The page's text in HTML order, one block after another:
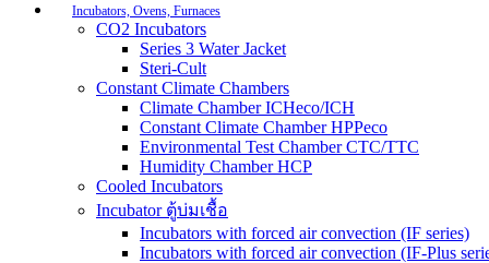
Incubators, Ovens, Furnaces
CO2 Incubators
Series 3 Water Jacket
Steri-Cult
Constant Climate Chambers
Climate Chamber ICHeco/ICH
Constant Climate Chamber HPPeco
Environmental Test Chamber CTC/TTC
Humidity Chamber HCP
Cooled Incubators
Incubator ตู้บ่มเชื้อ
Incubators with forced air convection (IF series)
Incubators with forced air convection (IF-Plus